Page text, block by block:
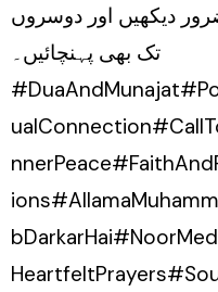
دیکھیں اور دوسروں
تک بھی پہنچائیں۔